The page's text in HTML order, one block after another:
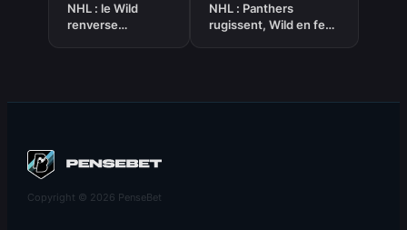
NHL : le Wild
renverse
NHL : Panthers
rugissent, Wild en feu,
Copyright © 2026 PenseBet